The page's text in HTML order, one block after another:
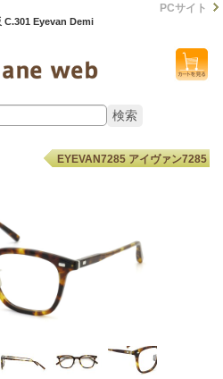
C.301 Eyevan Demi
PCサイト
EYEVAN7285 アイヴァン7285